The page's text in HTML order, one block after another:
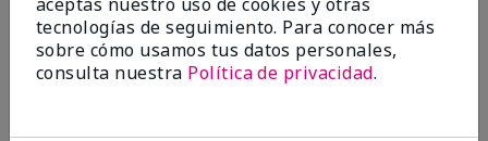
Escribir Una Opinión
tecnologías de seguimiento. Para conocer más
sobre cómo usamos tus datos personales,
consulta nuestra Política de privacidad.